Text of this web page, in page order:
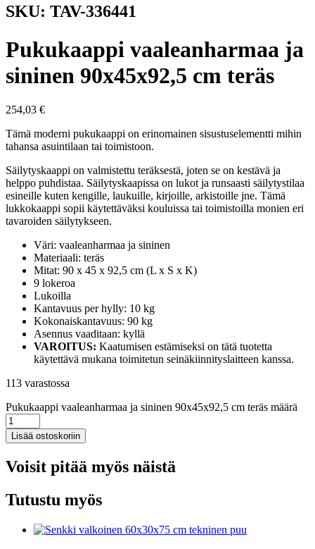
SKU: TAV-336441
Pukukaappi vaaleanharmaa ja
sininen 90x45x92,5 cm teräs
254,03 €
Tämä moderni pukukaappi on erinomainen sisustuselementti mihin
tahansa asuintilaan tai toimistoon.
Säilytyskaappi on valmistettu teräksestä, joten se on kestävä ja
helppo puhdistaa. Säilytyskaapissa on lukot ja runsaasti säilytystilaa
esineille kuten kengille, laukuille, kirjoille, arkistoille jne. Tämä
lukkokaappi sopii käytettäväksi kouluissa tai toimistoilla monien eri
tavaroiden säilytykseen.
Väri: vaaleanharmaa ja sininen
Materiaali: teräs
Mitat: 90 x 45 x 92,5 cm (L x S x K)
9 lokeroa
Lukoilla
Kantavuus per hylly: 10 kg
Kokonaiskantavuus: 90 kg
Asennus vaaditaan: kyllä
VAROITUS: Kaatumisen estämiseksi on tätä tuotetta
käytettävä mukana toimitetun seinäkiinnityslaitteen kanssa.
113 varastossa
Pukukaappi vaaleanharmaa ja sininen 90x45x92,5 cm teräs määrä
Lisää ostoskoriin
Voisit pitää myös näistä
Tutustu myös